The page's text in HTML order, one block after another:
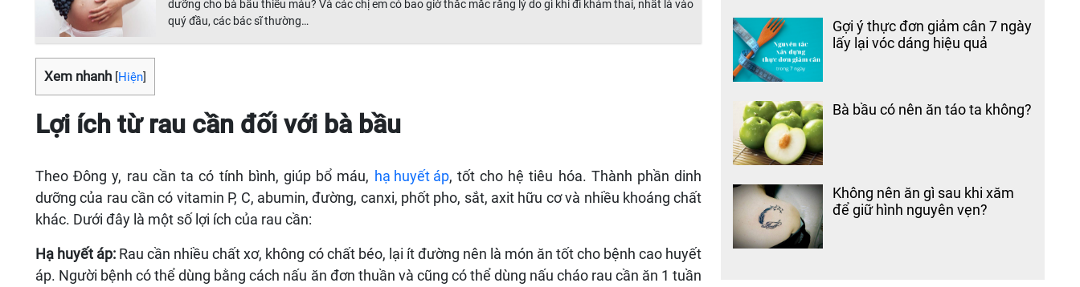
dưỡng cho bà bầu thiếu máu? Và các chị em có bao giờ thắc mắc rằng lý do gì khi đi khám thai, nhất là vào
quý đầu, các bác sĩ thường…
Xem nhanh [Hiện]
Lợi ích từ rau cần đối với bà bầu
Theo Đông y, rau cần ta có tính bình, giúp bổ máu, hạ huyết áp, tốt cho hệ tiêu hóa. Thành phần dinh
dưỡng của rau cần có vitamin P, C, abumin, đường, canxi, phốt pho, sắt, axit hữu cơ và nhiều khoáng chất
khác. Dưới đây là một số lợi ích của rau cần:
Hạ huyết áp: Rau cần nhiều chất xơ, không có chất béo, lại ít đường nên là món ăn tốt cho bệnh cao huyết
áp. Người bệnh có thể dùng bằng cách nấu ăn đơn thuần và cũng có thể dùng nấu cháo rau cần ăn 1 tuần
Gợi ý thực đơn giảm cân 7 ngày
lấy lại vóc dáng hiệu quả
Bà bầu có nên ăn táo ta không?
Không nên ăn gì sau khi xăm
để giữ hình nguyên vẹn?